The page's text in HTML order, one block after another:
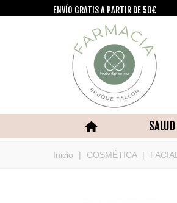
ENVÍO GRATIS A PARTIR DE 50€
SALUD
Inicio | COSMÉTICA | FACIAL